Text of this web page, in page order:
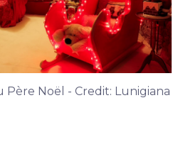
Père Noël - Credit: Lunigiana